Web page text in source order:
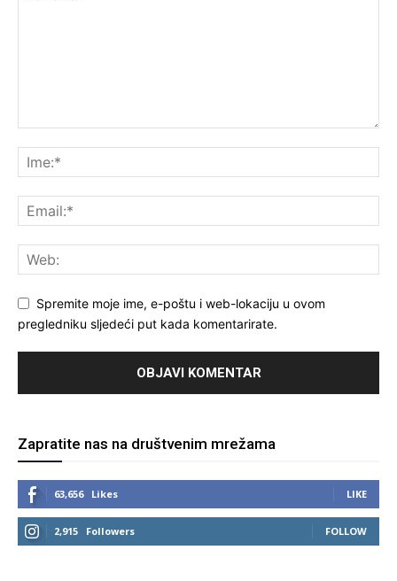
Spremite moje ime, e-poštu i web-lokaciju u ovom
pregledniku sljedeći put kada komentarirate.
Zapratite nas na društvenim mrežama
63,656 Likes LIKE
2,915 Followers FOLLOW